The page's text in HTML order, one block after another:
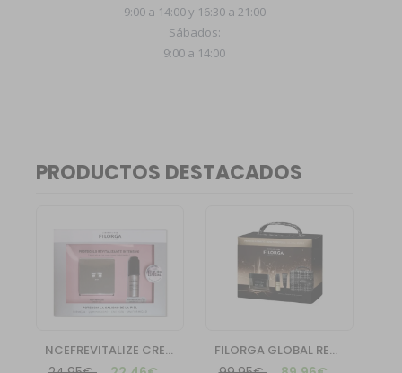
9:00 a 14:00 y 16:30 a 21:00
Sábados:
9:00 a 14:00